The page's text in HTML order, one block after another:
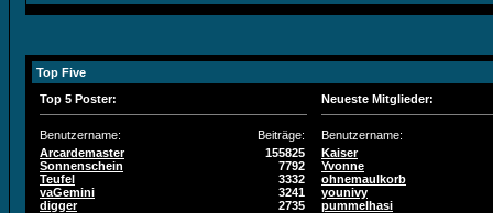
Top Five
Top 5 Poster:
Benutzername:
Beiträge:
Arcardemaster
Sonnenschein
Teufel
vaGemini
digger
155825
7792
3332
3241
2735
Neueste Mitglieder:
Benutzername:
Kaiser
Yvonne
ohnemaulkorb
younivy
pummelhasi